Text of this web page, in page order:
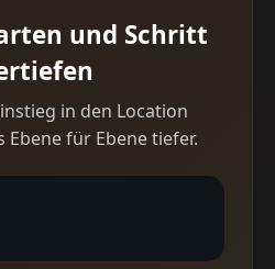
und Schritt
in den Location
Ebene für Ebene tiefer.